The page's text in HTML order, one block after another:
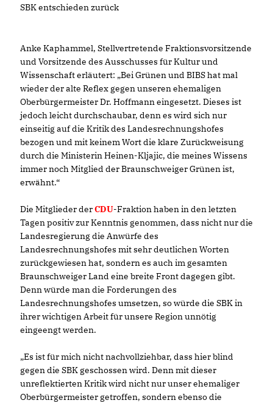
SBK entschieden zurück
Anke Kaphammel, Stellvertretende Fraktionsvorsitzende
und Vorsitzende des Ausschusses für Kultur und
Wissenschaft erläutert: „Bei Grünen und BIBS hat mal
wieder der alte Reflex gegen unseren ehemaligen
Oberbürgermeister Dr. Hoffmann eingesetzt. Dieses ist
jedoch leicht durchschaubar, denn es wird sich nur
einseitig auf die Kritik des Landesrechnungshofes
bezogen und mit keinem Wort die klare Zurückweisung
durch die Ministerin Heinen-Kljajic, die meines Wissens
immer noch Mitglied der Braunschweiger Grünen ist,
erwähnt.“
Die Mitglieder derCDU-Fraktion haben in den letzten
Tagen positiv zur Kenntnis genommen, dass nicht nur die
Landesregierung die Anwürfe des
Landesrechnungshofes mit sehr deutlichen Worten
zurückgewiesen hat, sondern es auch im gesamten
Braunschweiger Land eine breite Front dagegen gibt.
Denn würde man die Forderungen des
Landesrechnungshofes umsetzen, so würde die SBK in
ihrer wichtigen Arbeit für unsere Region unnötig
eingeengt werden.
Es ist für mich nicht nachvollziehbar, dass hier blind
gegen die SBK geschossen wird. Denn mit dieser
unreflektierten Kritik wird nicht nur unser ehemaliger
Oberbürgermeister getroffen, sondern ebenso die